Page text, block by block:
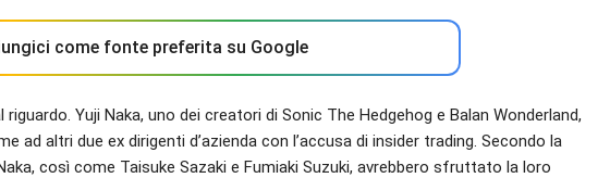
come fonte preferita su Google
Yuji Naka, uno dei creatori di Sonic The Hedgehog e Balan Wonderland,
ad altri due ex dirigenti d’azienda con l’accusa di insider trading. Secondo la
così come Taisuke Sazaki e Fumiaki Suzuki, avrebbero sfruttato la loro